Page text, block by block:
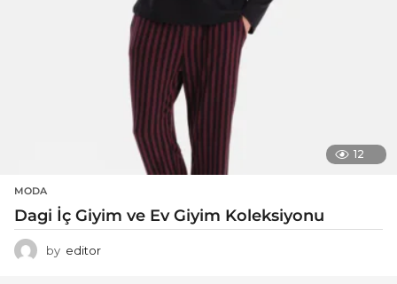
12
MODA
Dagi İç Giyim ve Ev Giyim Koleksiyonu
by editor